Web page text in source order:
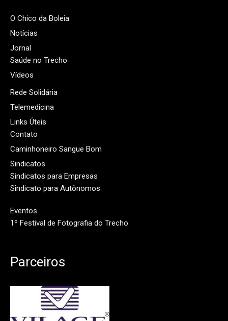
O Chico da Boleia
Notícias
Jornal
Saúde no Trecho
Vídeos
Rede Solidária
Telemedicina
Links Úteis
Contato
Caminhoneiro Sangue Bom
Sindicatos
Sindicatos para Empresas
Sindicato para Autônomos
Eventos
1º Festival de Fotografia do Trecho
Parceiros